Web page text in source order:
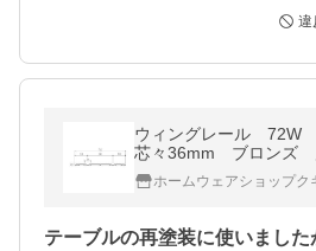
違
ウィングレール
芯々36mm ブロンズ
ール、敷居レール【お
ホームウェアショップク